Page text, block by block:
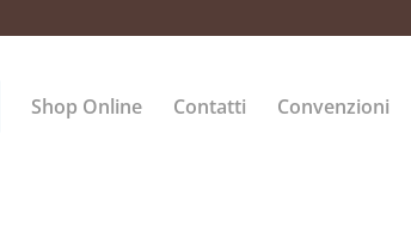
Shop Online Contatti Convenzioni